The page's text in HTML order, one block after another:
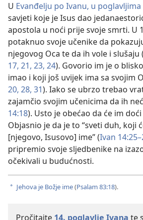
U Evanđelju po Ivanu, u poglavljima
savjeti koje je Isus dao
apostola u noći prije svoje smrti. U
potaknuo svoje učenike da
njegovog Oca te da ih vole i slušaju (
17, 21, 23, 24). Govorio im je o
imao i koji još uvijek ima sa svojim
20, 28, 31). Iako se ubrzo trebao
zajamčio svojim učenicima da ih
14:18). Usto je obećao da će im doći
Objasnio je da je to “sveti duh, koji
[njegovo, Isusovo] ime” (Ivan
pripremio svoje sljedbenike na
očekivali u budućnosti.
a Jehova je Božje ime(Psalam 83:18).
Pročitajte 14. poglavlje Ivana te